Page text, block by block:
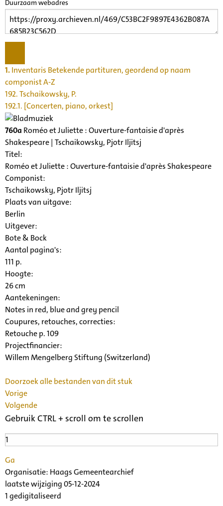
Duurzaam webadres
1.Inventaris Betekende partituren, geordend op naam
componist A-Z
192. Tschaikowsky, P.
192.1. [Concerten, piano, orkest]
760a Roméo et Juliette : Ouverture-fantaisie d'après
Shakespeare | Tschaikowsky, Pjotr Iljitsj
Titel:
Roméo et Juliette : Ouverture-fantaisie d'après Shakespeare
Componist:
Tschaikowsky, Pjotr Iljitsj
Plaats van uitgave:
Berlin
Uitgever:
Bote & Bock
Aantal pagina's:
111 p.
Hoogte:
26 cm
Aantekeningen:
Notes in red, blue and grey pencil
Coupures, retouches, correcties:
Retouche p. 109
Projectfinancier:
Willem Mengelberg Stiftung (Switzerland)
Doorzoek alle bestanden van dit stuk
Vorige
Volgende
Gebruik CTRL + scroll om te scrollen
Ga
Organisatie: Haags Gemeentearchief
laatste wijziging 05-12-2024
1 gedigitaliseerd